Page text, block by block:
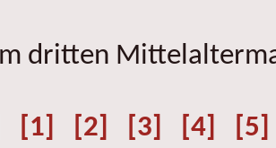
dritten
[1] [2] [3] [4]
[5]